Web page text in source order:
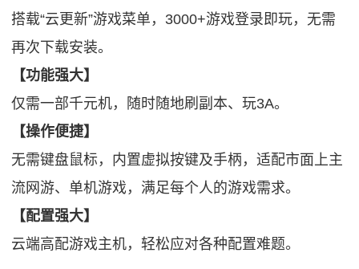
搭载“云更新”游戏菜单，3000+游戏登录即玩，无需
再次下载安装。
【功能强大】
仅需一部千元机，随时随地刷副本、玩3A。
【操作便捷】
无需键盘鼠标，内置虚拟按键及手柄，适配市面上主
流网游、单机游戏，满足每个人的游戏需求。
【配置强大】
云端高配游戏主机，轻松应对各种配置难题。